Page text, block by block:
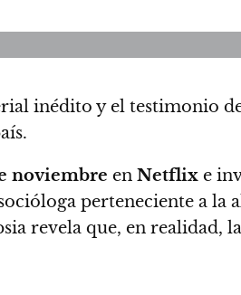
inédito y el testimonio
noviembre en Netflix e
perteneciente a la
revela que, en realidad,